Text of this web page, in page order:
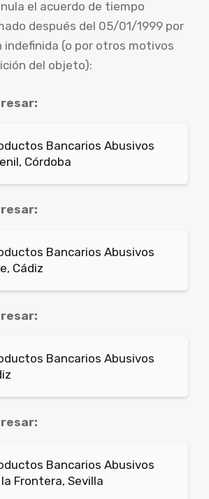
el acuerdo de tiempo
después del 05/01/1999 por
indefinida (o por otros motivos
del objeto):
Bancarios Abusivos
Córdoba
Bancarios Abusivos
Cádiz
Bancarios Abusivos
Bancarios Abusivos
Frontera, Sevilla